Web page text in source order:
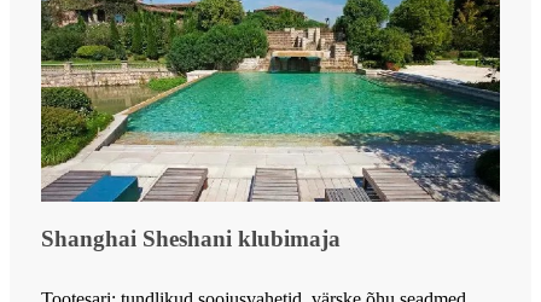
Shanghai Sheshani klubimaja